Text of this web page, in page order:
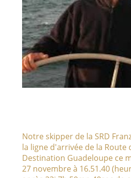
Notre skipper de la SRD
la ligne d'arrivée de la Route
Destination Guadeloupe ce
27 novembre à 16.51.40